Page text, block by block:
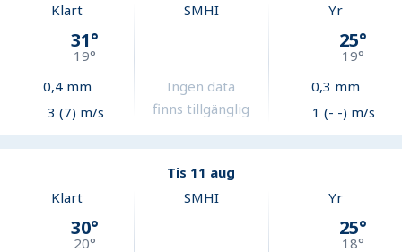
Klart
31°
19°
0,4mm
3 (7) m/s
SMHI
Ingen data
finns tillgänglig
Yr
25°
19°
0,3 mm
1 (- -) m/s
Tis 11 aug
Klart
30°
20°
SMHI Yr
25°
18°